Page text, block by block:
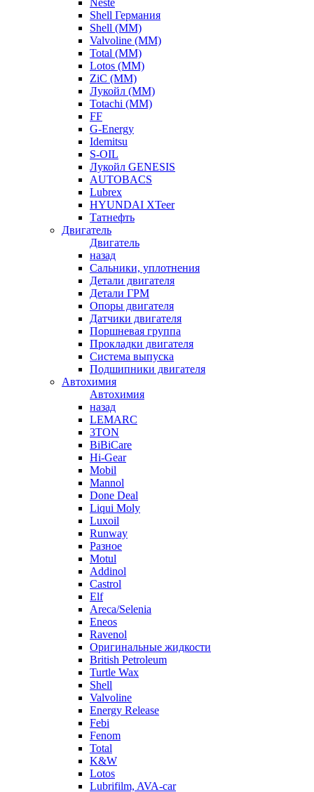
Neste
Shell Германия
Shell (ММ)
Valvoline (ММ)
Total (ММ)
Lotos (ММ)
ZiC (ММ)
Лукойл (ММ)
Totachi (MM)
FF
G-Energy
Idemitsu
S-OIL
Лукойл GENESIS
AUTOBACS
Lubrex
HYUNDAI XTeer
Татнефть
Двигатель
Двигатель
назад
Сальники, уплотнения
Детали двигателя
Детали ГРМ
Опоры двигателя
Датчики двигателя
Поршневая группа
Прокладки двигателя
Система выпуска
Подшипники двигателя
Автохимия
Автохимия
назад
LEMARC
3TON
BiBiCare
Hi-Gear
Mobil
Mannol
Done Deal
Liqui Moly
Luxoil
Runway
Разное
Motul
Addinol
Castrol
Elf
Areca/Selenia
Eneos
Ravenol
Оригинальные жидкости
British Petroleum
Turtle Wax
Shell
Valvoline
Energy Release
Febi
Fenom
Total
K&W
Lotos
Lubrifilm, AVA-car